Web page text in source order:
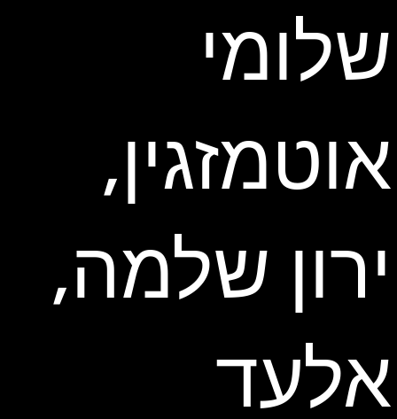
שלומי
אוטמזגין,
ירון שלמה,
אלעד